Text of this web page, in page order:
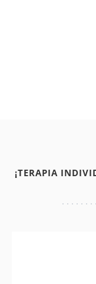
¡TERAPIA